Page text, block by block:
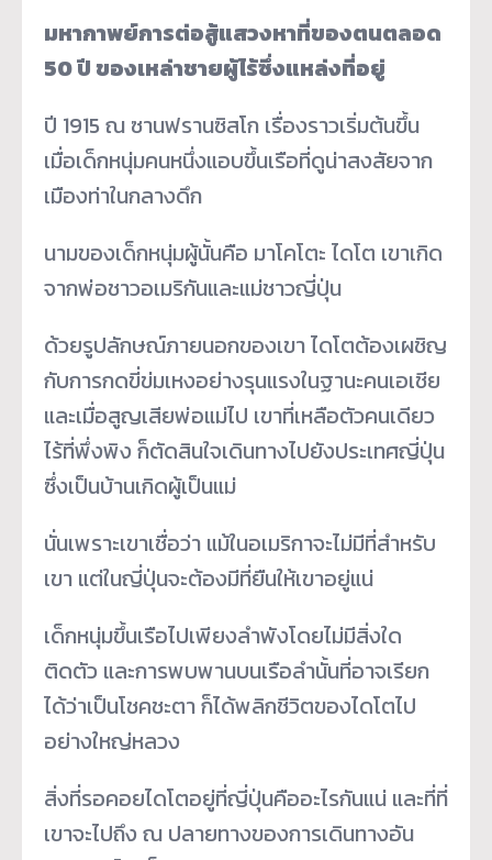
มหากาพย์การต่อสู้แสวงหาที่ของตนตลอด
50 ปี ของเหล่าชายผู้ไร้ซึ่งแหล่งที่อยู่
ปี 1915 ณ ซานฟรานซิสโก เรื่องราวเริ่มต้นขึ้น
เมื่อเด็กหนุ่มคนหนึ่งแอบขึ้นเรือที่ดูน่าสงสัยจาก
เมืองท่าในกลางดึก
นามของเด็กหนุ่มผู้นั้นคือ มาโคโตะ ไดโต เขาเกิด
จากพ่อชาวอเมริกันและแม่ชาวญี่ปุ่น
ด้วยรูปลักษณ์ภายนอกของเขา ไดโตต้องเผชิญ
กับการกดขี่ข่มเหงอย่างรุนแรงในฐานะคนเอเชีย
และเมื่อสูญเสียพ่อแม่ไป เขาที่เหลือตัวคนเดียว
ไร้ที่พึ่งพิง ก็ตัดสินใจเดินทางไปยังประเทศญี่ปุ่น
ซึ่งเป็นบ้านเกิดผู้เป็นแม่
นั่นเพราะเขาเชื่อว่า แม้ในอเมริกาจะไม่มีที่สำหรับ
เขา แต่ในญี่ปุ่นจะต้องมีที่ยืนให้เขาอยู่แน่
เด็กหนุ่มขึ้นเรือไปเพียงลำพังโดยไม่มีสิ่งใด
ติดตัว และการพบพานบนเรือลำนั้นที่อาจเรียก
ได้ว่าเป็นโชคชะตา ก็ได้พลิกชีวิตของไดโตไป
อย่างใหญ่หลวง
สิ่งที่รอคอยไดโตอยู่ที่ญี่ปุ่นคืออะไรกันแน่ และที่ที่
เขาจะไปถึง ณ ปลายทางของการเดินทางอัน